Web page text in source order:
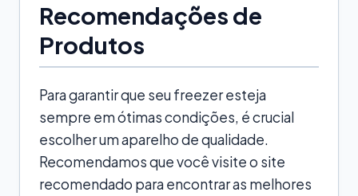
Recomendações de
Produtos
Para garantir que seu freezer esteja
sempre em ótimas condições, é crucial
escolher um aparelho de qualidade.
Recomendamos que você visite o site
recomendado para encontrar as melhores